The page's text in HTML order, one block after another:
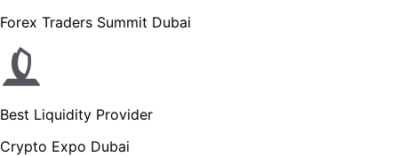
Forex Traders Summit Dubai
Best Liquidity Provider
Crypto Expo Dubai